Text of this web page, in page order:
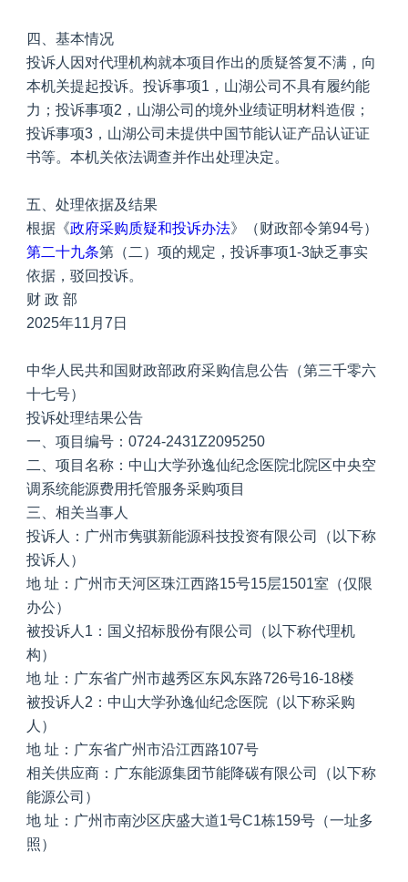
四、基本情况
投诉人因对代理机构就本项目作出的质疑答复不满，向
本机关提起投诉。投诉事项1，山湖公司不具有履约能
力；投诉事项2，山湖公司的境外业绩证明材料造假；
投诉事项3，山湖公司未提供中国节能认证产品认证证
书等。本机关依法调查并作出处理决定。
五、处理依据及结果
根据《政府采购质疑和投诉办法》（财政部令第94号）
第二十九条第（二）项的规定，投诉事项1-3缺乏事实
依据，驳回投诉。
财 政 部
2025年11月7日
中华人民共和国财政部政府采购信息公告（第三千零六
十七号）
投诉处理结果公告
一、项目编号：0724-2431Z2095250
二、项目名称：中山大学孙逸仙纪念医院北院区中央空
调系统能源费用托管服务采购项目
三、相关当事人
投诉人：广州市隽骐新能源科技投资有限公司（以下称
投诉人）
地 址：广州市天河区珠江西路15号15层1501室（仅限
办公）
被投诉人1：国义招标股份有限公司（以下称代理机
构）
地 址：广东省广州市越秀区东风东路726号16-18楼
被投诉人2：中山大学孙逸仙纪念医院（以下称采购
人）
地 址：广东省广州市沿江西路107号
相关供应商：广东能源集团节能降碳有限公司（以下称
能源公司）
地 址：广州市南沙区庆盛大道1号C1栋159号（一址多
照）